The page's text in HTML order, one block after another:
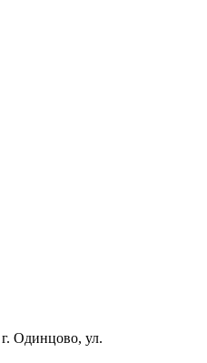
Одинцово, ул.